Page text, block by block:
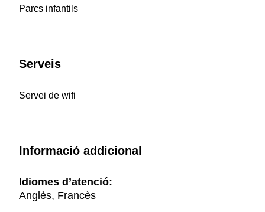
Parcs infantils
Serveis
Servei de wifi
Informació addicional
Idiomes d’atenció:
Anglès, Francès